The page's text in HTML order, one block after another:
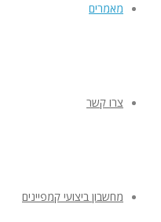
מאמרים
צרו קשר
מחשבון ביצועי קמפיינים